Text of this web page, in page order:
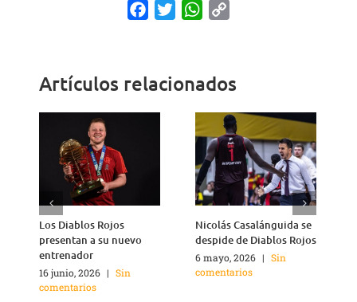
FacebookTwitterWhatsApp
Artículos relacionados
Los Diablos Rojos
presentan a su nuevo
entrenador
16 junio, 2026 | Sin
comentarios
Nicolás Casalánguida se
despide de Diablos Rojos
6 mayo, 2026 | Sin
comentarios